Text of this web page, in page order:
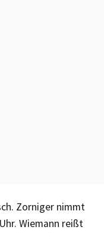
Zorniger nimmt
Wiemann reißt